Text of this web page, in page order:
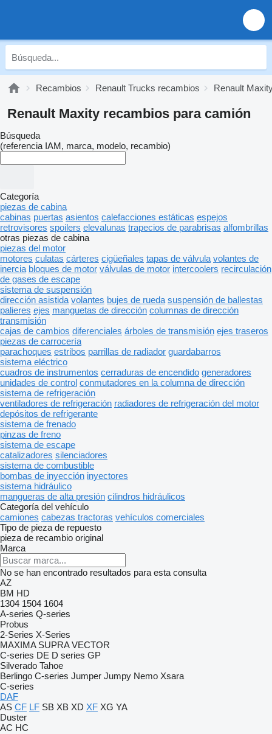
Recambios Renault Trucks recambios Renault
Renault Maxity recambios para camión
Búsqueda
(referencia IAM, marca, modelo, recambio)
Categoría
piezas de cabina
cabinas puertas asientos calefacciones estáticas espejos
retrovisores spoilers elevalunas trapecios de parabrisas alfombrillas
otras piezas de cabina
piezas del motor
motores culatas cárteres cigüeñales tapas de válvula volantes de
inercia bloques de motor válvulas de motor intercoolers recirculación
de gases de escape
sistema de suspensión
dirección asistida volantes bujes de rueda suspensión de ballestas
palieres ejes manguetas de dirección columnas de dirección
transmisión
cajas de cambios diferenciales árboles de transmisión ejes traseros
piezas de carrocería
parachoques estribos parrillas de radiador guardabarros
sistema eléctrico
cuadros de instrumentos cerraduras de encendido generadores
unidades de control conmutadores en la columna de dirección
sistema de refrigeración
ventiladores de refrigeración radiadores de refrigeración del motor
depósitos de refrigerante
sistema de frenado
pinzas de freno
sistema de escape
catalizadores silenciadores
sistema de combustible
bombas de inyección inyectores
sistema hidráulico
mangueras de alta presión cilindros hidráulicos
Categoría del vehículo
camiones cabezas tractoras vehículos comerciales
Tipo de pieza de repuesto
pieza de recambio original
Marca
No se han encontrado resultados para esta consulta
AZ
BM HD
1304 1504 1604
A-series Q-series
Probus
2-Series X-Series
MAXIMA SUPRA VECTOR
C-series DE D series GP
Silverado Tahoe
Berlingo C-series Jumper Jumpy Nemo Xsara
C-series
DAF
AS CF LF SB XB XD XF XG YA
Duster
AC HC